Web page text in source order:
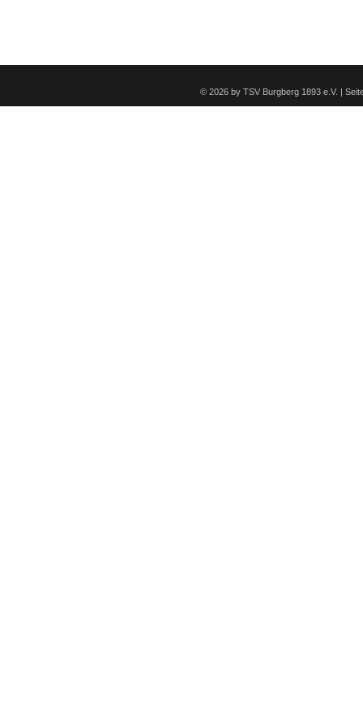
© 2026 by TSV Burgberg 1893 e.V. |